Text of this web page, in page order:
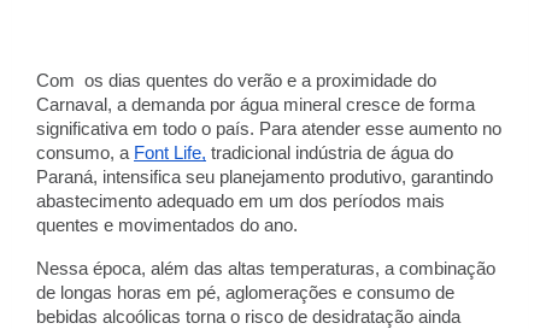
Com os dias quentes do verão e a proximidade do
Carnaval, a demanda por água mineral cresce de forma
significativa em todo o país. Para atender esse aumento no
consumo, a Font Life, tradicional indústria de água do
Paraná, intensifica seu planejamento produtivo, garantindo
abastecimento adequado em um dos períodos mais
quentes e movimentados do ano.
Nessa época, além das altas temperaturas, a combinação
de longas horas em pé, aglomerações e consumo de
bebidas alcoólicas torna o risco de desidratação ainda